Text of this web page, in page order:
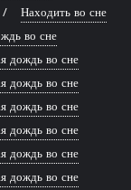
Находить во сне
во сне
дождь во сне
дождь во сне
дождь во сне
дождь во сне
дождь во сне
дождь во сне